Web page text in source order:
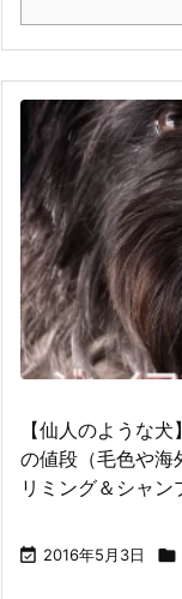
【仙人のような
の値段（毛色や海
リミング＆シャン
 2016年5月3日 